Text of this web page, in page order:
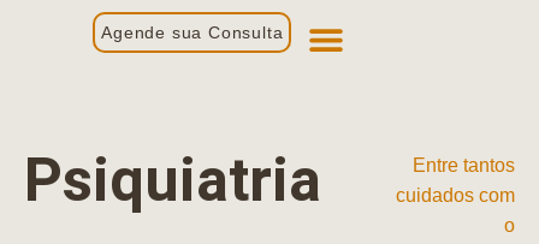
Agende sua Consulta
Psiquiatria
Entre tantos
cuidados com
o